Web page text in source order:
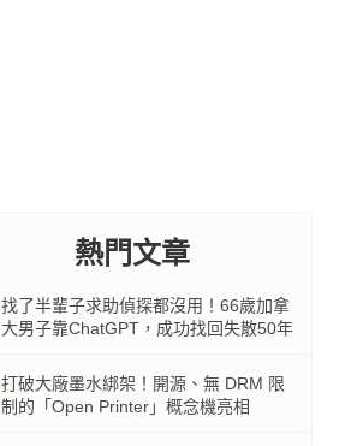
熱門文章
找了半輩子求助偵探都沒用！66歲加拿
大男子靠ChatGPT，成功找回失散50年
打破大廠墨水綁架！開源、無 DRM 限
制的「Open Printer」概念機亮相